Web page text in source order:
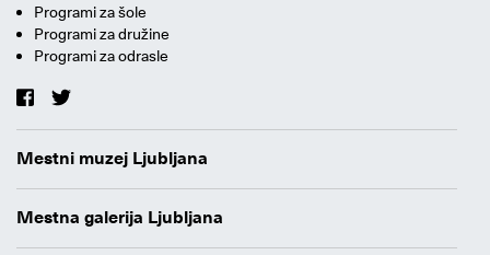
Programi za šole
Programi za družine
Programi za odrasle
Mestni muzej Ljubljana
Mestna galerija Ljubljana